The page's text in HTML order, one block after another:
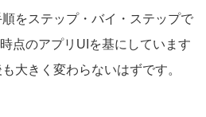
をステップ・バイ・ステップで
点のアプリUIを基にしています
大きく変わらないはずです。